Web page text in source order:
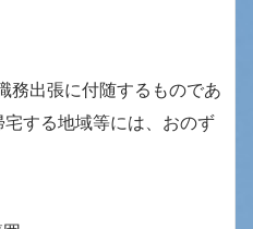
務出張に付随するものであ
する地域等には、おのず